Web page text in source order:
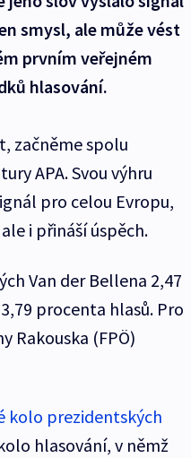
smysl, ale může vést
prvním veřejném
hlasování.
začněme spolu
APA. Svou výhru
pro celou Evropu,
i přináší úspěch.
Van der Bellena 2,47
procenta hlasů. Pro
Rakouska (FPÖ)
kolo prezidentských
hlasování, v němž